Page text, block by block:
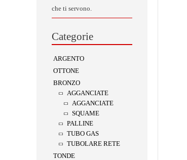
che ti servono.
Categorie
ARGENTO
OTTONE
BRONZO
AGGANCIATE
AGGANCIATE
SQUAME
PALLINE
TUBO GAS
TUBOLARE RETE
TONDE